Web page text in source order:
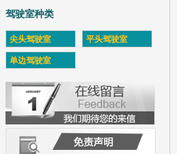
驾驶室种类
尖头驾驶室 平头驾驶室
单边驾驶室